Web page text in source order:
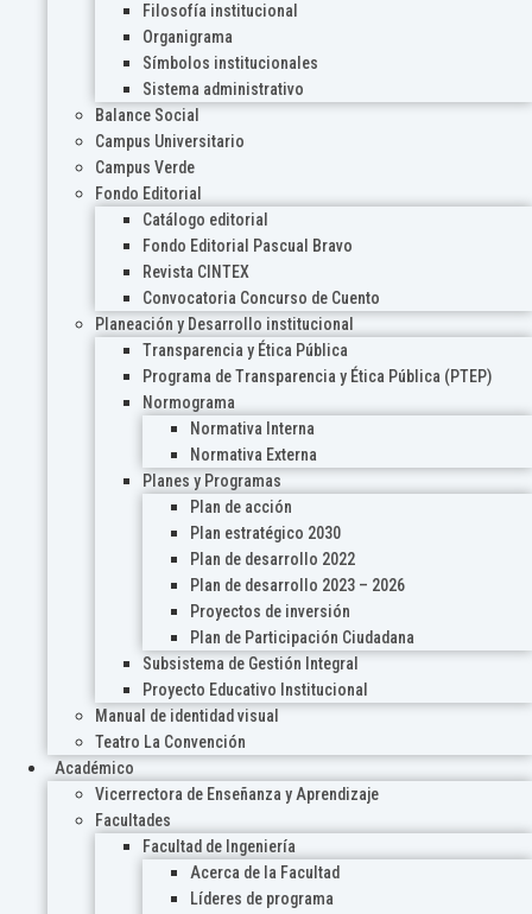
Filosofía institucional
Organigrama
Símbolos institucionales
Sistema administrativo
Balance Social
Campus Universitario
Campus Verde
Fondo Editorial
Catálogo editorial
Fondo Editorial Pascual Bravo
Revista CINTEX
Convocatoria Concurso de Cuento
Planeación y Desarrollo institucional
Transparencia y Ética Pública
Programa de Transparencia y Ética Pública (PTEP)
Normograma
Normativa Interna
Normativa Externa
Planes y Programas
Plan de acción
Plan estratégico 2030
Plan de desarrollo 2022
Plan de desarrollo 2023 – 2026
Proyectos de inversión
Plan de Participación Ciudadana
Subsistema de Gestión Integral
Proyecto Educativo Institucional
Manual de identidad visual
Teatro La Convención
Académico
Vicerrectora de Enseñanza y Aprendizaje
Facultades
Facultad de Ingeniería
Acerca de la Facultad
Líderes de programa